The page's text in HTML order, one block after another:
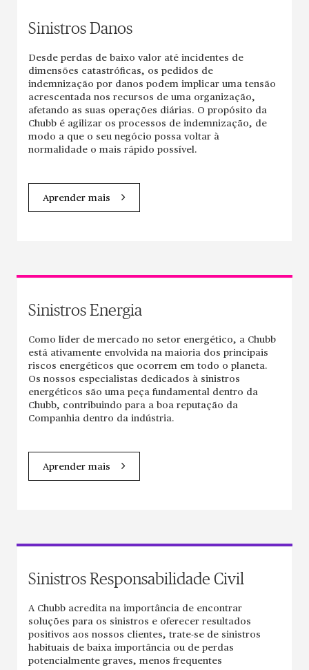
Sinistros Danos
Desde perdas de baixo valor até incidentes de
dimensões catastróficas, os pedidos de
indemnização por danos podem implicar uma tensão
acrescentada nos recursos de uma organização,
afetando as suas operações diárias. O propósito da
Chubb é agilizar os processos de indemnização, de
modo a que o seu negócio possa voltar à
normalidade o mais rápido possível.
Aprender mais
Sinistros Energia
Como líder de mercado no setor energético, a Chubb
está ativamente envolvida na maioria dos principais
riscos energéticos que ocorrem em todo o planeta.
Os nossos especialistas dedicados à sinistros
energéticos são uma peça fundamental dentro da
Chubb, contribuindo para a boa reputação da
Companhia dentro da indústria.
Aprender mais
Sinistros Responsabilidade Civil
A Chubb acredita na importância de encontrar
soluções para os sinistros e oferecer resultados
positivos aos nossos clientes, trate-se de sinistros
habituais de baixa importância ou de perdas
potencialmente graves, menos frequentes